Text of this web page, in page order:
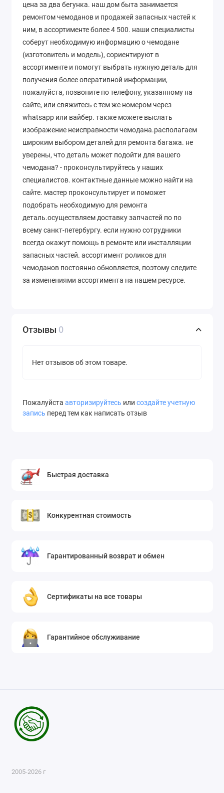
цена за два бегунка. наш дом быта занимается
ремонтом чемоданов и продажей запасных частей к
ним, в ассортименте более 4 500. наши специалисты
соберут необходимую информацию о чемодане
(изготовитель и модель), сориентируют в
ассортименте и помогут выбрать нужную деталь для
получения более оперативной информации,
пожалуйста, позвоните по телефону, указанному на
сайте, или свяжитесь с тем же номером через
whatsapp или вайбер. также можете выслать
изображение неисправности чемодана.располагаем
широким выбором деталей для ремонта багажа. не
уверены, что деталь может подойти для вашего
чемодана? - проконсультируйтесь у наших
специалистов. контактные данные можно найти на
сайте. мастер проконсультирует и поможет
подобрать необходимую для ремонта
деталь.осуществляем доставку запчастей по по
всему санкт-петербургу. если нужно сотрудники
всегда окажут помощь в ремонте или инсталляции
запасных частей. ассортимент роликов для
чемоданов постоянно обновляется, поэтому следите
за изменениями ассортимента на нашем ресурсе.
Отзывы 0
Нет отзывов об этом товаре.
Пожалуйста авторизируйтесь или создайте учетную
запись перед тем как написать отзыв
Быстрая доставка
Конкурентная стоимость
Гарантированный возврат и обмен
Сертификаты на все товары
Гарантийное обслуживание
2005-2026 г